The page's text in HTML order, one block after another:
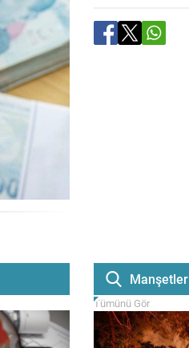
Manşetler
Tümünü Gör